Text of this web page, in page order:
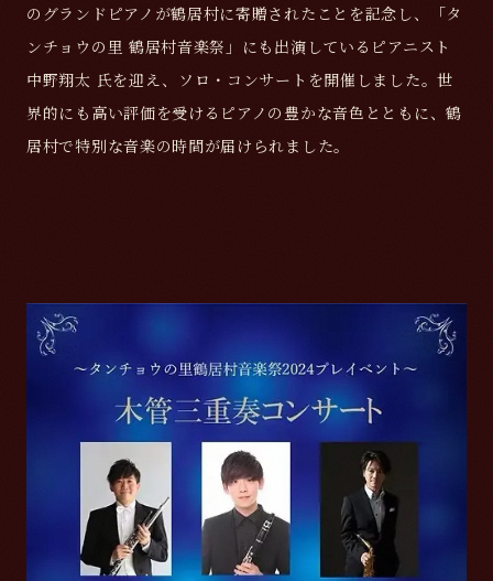
のグランドピアノが鶴居村に寄贈されたことを記念し、「タ
ンチョウの里 鶴居村音楽祭」にも出演しているピアニスト
中野翔太 氏を迎え、ソロ・コンサートを開催しました。世
界的にも高い評価を受けるピアノの豊かな音色とともに、鶴
居村で特別な音楽の時間が届けられました。